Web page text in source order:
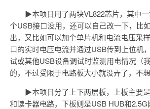
▶本项目用了两块VL822芯片，其中
个USB接口没用，还可以自己改一下，比
出，又比如可以加个单片机和电流电压采
口的实时电压电流并通过USB传到上位机
试或其他USB设备调试时监测用电情况（
的，不过受限于电路板大小就没弄了，不想
▶本项目分了上下两层板，上板主要
和读卡器电路，下板则是USB HUB和